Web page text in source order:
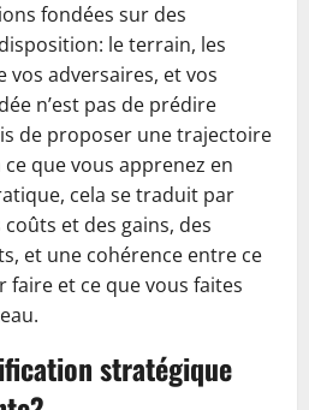
fondées sur des
le terrain, les
vos adversaires, et vos
n’est pas de prédire
de proposer une trajectoire
ce que vous apprenez en
cela se traduit par
et des gains, des
et une cohérence entre ce
faire et ce que vous faites
stratégique